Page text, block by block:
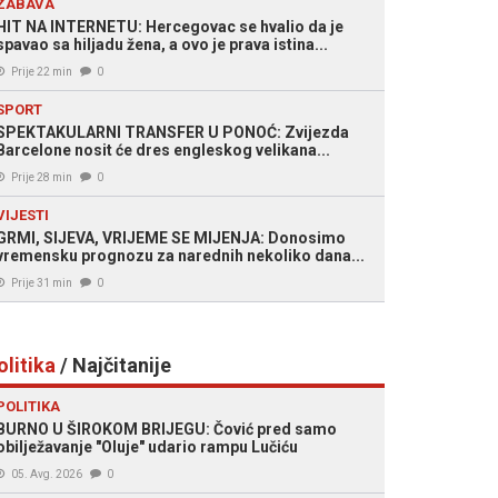
NA INTERNETU: Hercegovac se hvalio da je
sa hiljadu žena, a ovo je prava istina...
Prije 22 min 0
TRANSFER U PONOĆ: Zvijezda
nosit će dres engleskog velikana...
Prije 28 min 0
SIJEVA, VRIJEME SE MIJENJA: Donosimo
prognozu za narednih nekoliko dana...
Prije 31 min 0
/ Najčitanije
U ŠIROKOM BRIJEGU: Čović pred samo
"Oluje" udario rampu Lučiću
05. Avg. 2026 0